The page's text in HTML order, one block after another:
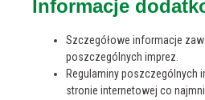
Informacje
Szczegółowe informacje
poszczególnych imprez.
Regulaminy poszczególnych
stronie internetowej co